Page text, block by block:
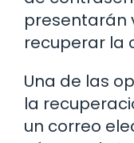
presentarán
recuperar la
Una de las
la
un correo